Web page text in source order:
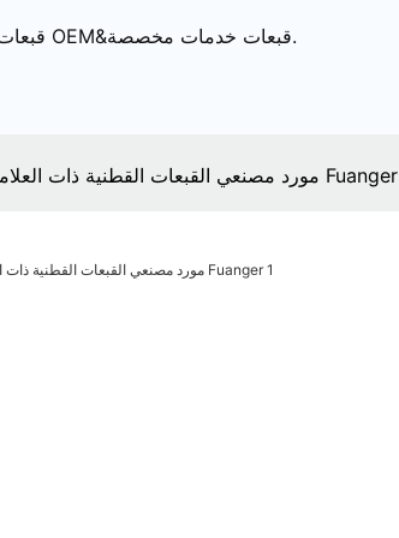
ODM & قبعات الحل الشامل OEM&قبعات خدمات مخصصة.
مورد مصنعي القبعات القطنية ذات العلامة التجارية Fuanger